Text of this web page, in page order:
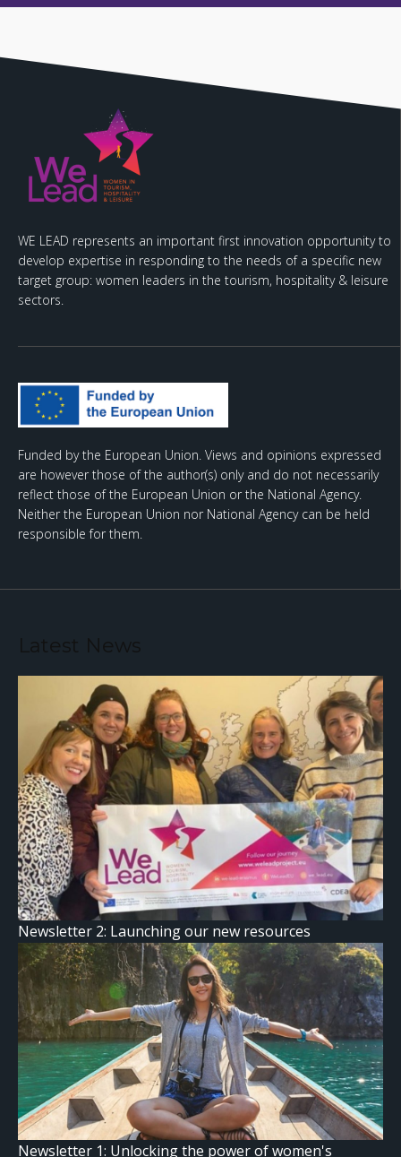
WE LEAD represents an important first innovation opportunity to
develop expertise in responding to the needs of a specific new
target group: women leaders in the tourism, hospitality & leisure
sectors.
Funded by the European Union. Views and opinions expressed
are however those of the author(s) only and do not necessarily
reflect those of the European Union or the National Agency.
Neither the European Union nor National Agency can be held
responsible for them.
Latest News
Newsletter 2: Launching our new resources
Newsletter 1: Unlocking the power of women's